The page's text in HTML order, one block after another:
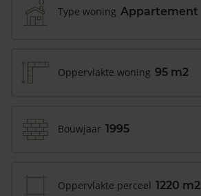
Type woning Appartement
Oppervlakte woning 95 m2
Bouwjaar 1995
Oppervlakte perceel 1220 m2